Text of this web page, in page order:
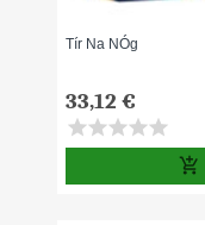
Tír Na NÓg
33,12 €
starstarstarstarstar
add_shopping_cart